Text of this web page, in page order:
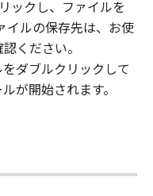
」に関するキヤノ
らの販売代理店
り、お客様の唯
直接または間接
ックし、ファイルを
イルの保存先は、お使
ください。
ダブルクリックして
が開始されます。